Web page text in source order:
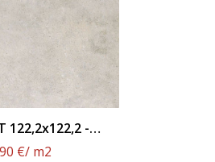
122,2x122,2 -
€/ m2